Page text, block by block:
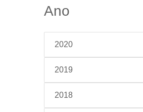
Ano
2020
2019
2018